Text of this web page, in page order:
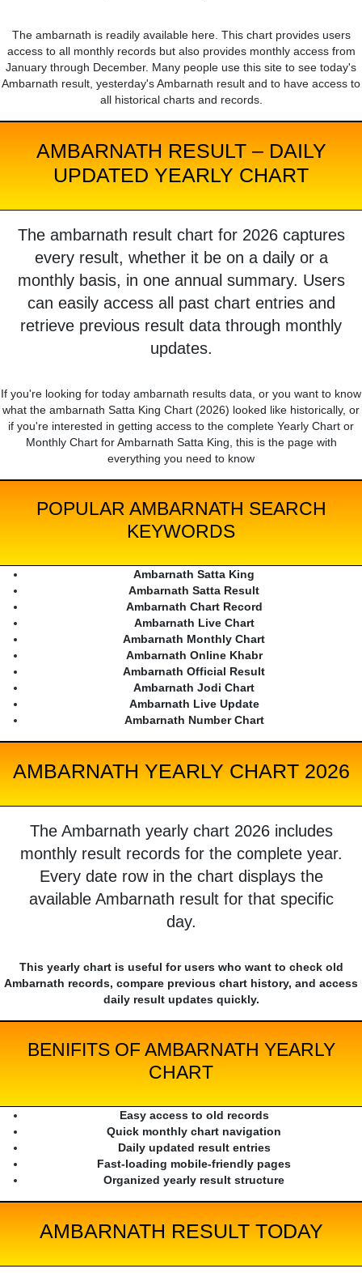
The ambarnath is readily available here. This chart provides users
access to all monthly records but also provides monthly access from
January through December. Many people use this site to see today's
Ambarnath result, yesterday's Ambarnath result and to have access to
all historical charts and records.
AMBARNATH RESULT – DAILY
UPDATED YEARLY CHART
The ambarnath result chart for 2026 captures
every result, whether it be on a daily or a
monthly basis, in one annual summary. Users
can easily access all past chart entries and
retrieve previous result data through monthly
updates.
If you're looking for today ambarnath results data, or you want to know
what the ambarnath Satta King Chart (2026) looked like historically, or
if you're interested in getting access to the complete Yearly Chart or
Monthly Chart for Ambarnath Satta King, this is the page with
everything you need to know
POPULAR AMBARNATH SEARCH
KEYWORDS
Ambarnath Satta King
Ambarnath Satta Result
Ambarnath Chart Record
Ambarnath Live Chart
Ambarnath Monthly Chart
Ambarnath Online Khabr
Ambarnath Official Result
Ambarnath Jodi Chart
Ambarnath Live Update
Ambarnath Number Chart
AMBARNATH YEARLY CHART 2026
The Ambarnath yearly chart 2026 includes
monthly result records for the complete year.
Every date row in the chart displays the
available Ambarnath result for that specific
day.
This yearly chart is useful for users who want to check old
Ambarnath records, compare previous chart history, and access
daily result updates quickly.
BENIFITS OF AMBARNATH YEARLY
CHART
Easy access to old records
Quick monthly chart navigation
Daily updated result entries
Fast-loading mobile-friendly pages
Organized yearly result structure
AMBARNATH RESULT TODAY